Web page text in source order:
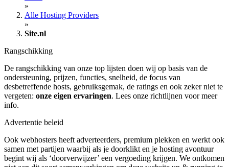
»
Alle Hosting Providers
»
Site.nl
Rangschikking
De rangschikking van onze top lijsten doen wij op basis van de
ondersteuning, prijzen, functies, snelheid, de focus van
desbetreffende hosts, gebruiksgemak, de ratings en ook zeker niet te
vergeten: onze eigen ervaringen. Lees onze richtlijnen voor meer
info.
Advertentie beleid
Ook webhosters heeft adverteerders, premium plekken en werkt ook
samen met partijen waarbij als je doorklikt en je hosting avontuur
begint wij als ‘doorverwijzer’ een vergoeding krijgen. We ontkomen